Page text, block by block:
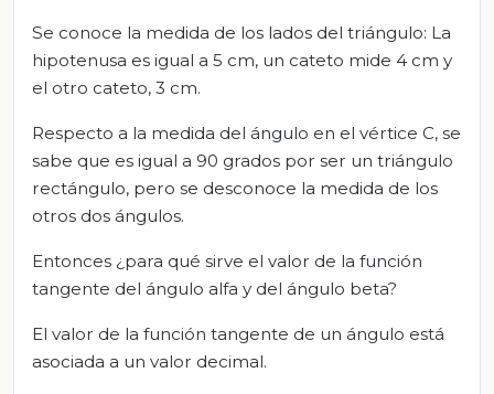
Se conoce la medida de los lados del triángulo: La
hipotenusa es igual a 5 cm, un cateto mide 4 cm y
el otro cateto, 3 cm.
Respecto a la medida del ángulo en el vértice C, se
sabe que es igual a 90 grados por ser un triángulo
rectángulo, pero se desconoce la medida de los
otros dos ángulos.
Entonces ¿para qué sirve el valor de la función
tangente del ángulo alfa y del ángulo beta?
El valor de la función tangente de un ángulo está
asociada a un valor decimal.